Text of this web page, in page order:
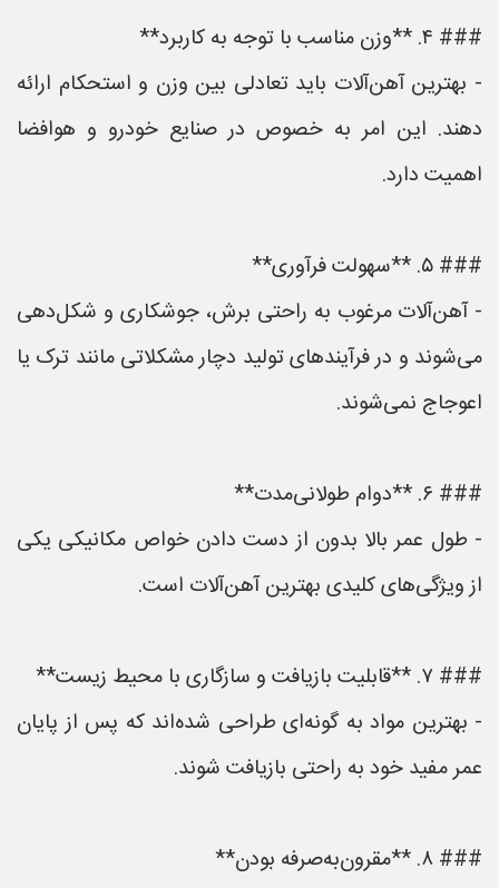
### ۴. **وزن مناسب با توجه به کاربرد**
- بهترین آهن‌آلات باید تعادلی بین وزن و استحکام ارائه
دهند. این امر به خصوص در صنایع خودرو و هوافضا
اهمیت دارد.
### ۵. **سهولت فرآوری**
- آهن‌آلات مرغوب به راحتی برش، جوشکاری و شکل‌دهی
می‌شوند و در فرآیندهای تولید دچار مشکلاتی مانند ترک یا
اعوجاج نمی‌شوند.
### ۶. **دوام طولانی‌مدت**
- طول عمر بالا بدون از دست دادن خواص مکانیکی یکی
از ویژگی‌های کلیدی بهترین آهن‌آلات است.
### ۷. **قابلیت بازیافت و سازگاری با محیط زیست**
- بهترین مواد به گونه‌ای طراحی شده‌اند که پس از پایان
عمر مفید خود به راحتی بازیافت شوند.
### ۸. **مقرون‌به‌صرفه بودن**